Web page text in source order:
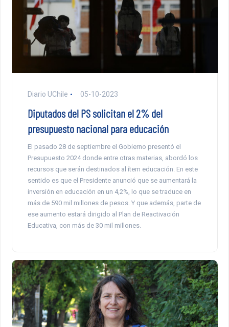
Diario UChile 05-10-2023
Diputados del PS solicitan el 2% del
presupuesto nacional para educación
El pasado 28 de septiembre el Gobierno presentó el
Presupuesto 2024 donde entre otras materias, abordó los
recursos que serán destinados al ítem educación. En este
sentido es que el Presidente anunció que se aumentará la
inversión en educación en un 4,2%, lo que se traduce en
más de 590 mil millones de pesos. Y que además, parte de
ese aumento estará dirigido al Plan de Reactivación
Educativa, con más de 30 mil millones.